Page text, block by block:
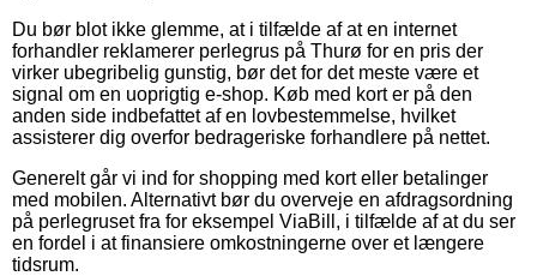
Du bør blot ikke glemme, at i tilfælde af at en internet
forhandler reklamerer perlegrus på Thurø for en pris der
virker ubegribelig gunstig, bør det for det meste være et
signal om en uoprigtig e-shop. Køb med kort er på den
anden side indbefattet af en lovbestemmelse, hvilket
assisterer dig overfor bedrageriske forhandlere på nettet.
Generelt går vi ind for shopping med kort eller betalinger
med mobilen. Alternativt bør du overveje en afdragsordning
på perlegruset fra for eksempel ViaBill, i tilfælde af at du ser
en fordel i at finansiere omkostningerne over et længere
tidsrum.